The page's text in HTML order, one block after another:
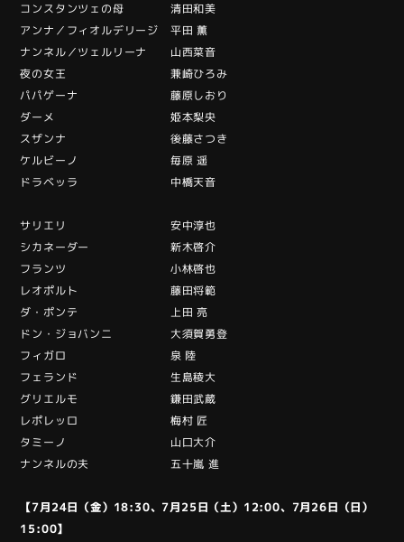
コンスタンツェの母 清田和美
アンナ／フィオルデリージ 平田 薫
ナンネル／ツェルリーナ 山西菜音
夜の女王 兼崎ひろみ
パパゲーナ 藤原しおり
ダーメ 姫本梨央
スザンナ 後藤さつき
ケルビーノ 毎原 遥
ドラベッラ 中橋天音
サリエリ 安中淳也
シカネーダー 新木啓介
フランツ 小林啓也
レオポルト 藤田将範
ダ・ポンテ 上田 亮
ドン・ジョバンニ 大須賀勇登
フィガロ 泉 陸
フェランド 生島稜大
グリエルモ 鎌田武蔵
レポレッロ 梅村 匠
タミーノ 山口大介
ナンネルの夫 五十嵐 進
【7月24日（金）18:30、7月25日（土）12:00、7月26日（日）
15:00】